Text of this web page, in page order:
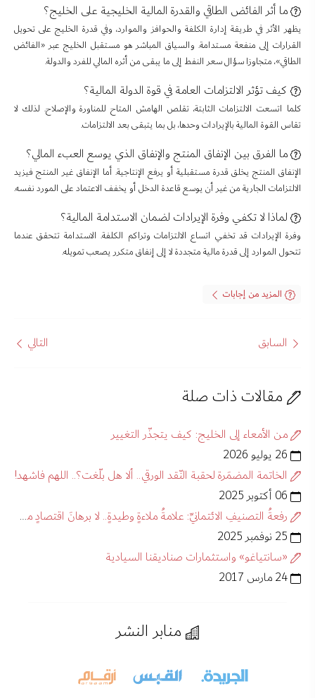
ما أثر الفائض الطاقي والقدرة المالية الخليجية على الخليج؟
يظهر الأثر في طريقة إدارة الكلفة والحوافز والموارد، وفي قدرة الخليج على تحويل
القرارات إلى منفعة مستدامة. والسياق المباشر هو مستقبل الخليج عبر «الفائض
الطاقي»، متجاوزا سؤال سعر النفط إلى ما يبقى من أثره المالي للفرد والدولة.
كيف تؤثر الالتزامات العامة في قوة الدولة المالية؟
كلما اتسعت الالتزامات الثابتة، تقلص الهامش المتاح للمناورة والإصلاح. لذلك لا
تقاس القوة المالية بالإيرادات وحدها، بل بما يتبقى بعد الالتزامات.
ما الفرق بين الإنفاق المنتج والإنفاق الذي يوسع العبء المالي؟
الإنفاق المنتج يخلق قدرة مستقبلية أو يرفع الإنتاجية. أما الإنفاق غير المنتج فيزيد
الالتزامات الجارية من غير أن يوسع قاعدة الدخل أو يخفف الاعتماد على المورد نفسه.
لماذا لا تكفي وفرة الإيرادات لضمان الاستدامة المالية؟
وفرة الإيرادات قد تخفي اتساع الالتزامات وتراكم الكلفة. الاستدامة تتحقق عندما
تتحول الموارد إلى قدرة مالية متجددة لا إلى إنفاق متكرر يصعب تمويله.
المزيد من إجابات
السابق التالي
مقالات ذات صلة
من الأمعاء إلى الخليج: كيف يتجذّر التغيير
الخاتمة المضمَرة لحقبة النّقد الورقي.. ألا هل بلّغت؟.. اللهم فاشهد!
رفعةُ التصنيفِ الائتمانيِّ: علامةُ ملاءةٍ وطيدةٍ.. لا برهانَ اقتصادٍ مستدامٍ
«سانتياغو» واستثمارات صناديقنا السيادية
منابر النشر